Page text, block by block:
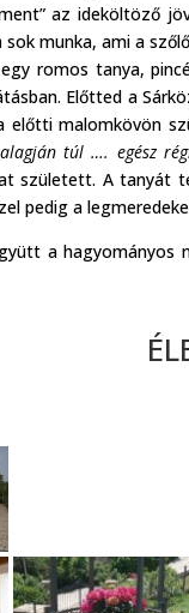
az ideköltöző
munka, ami a
romos tanya,
Előtted a
előtti malomkövön
túl …. egész
született. A tanyát
pedig a
a